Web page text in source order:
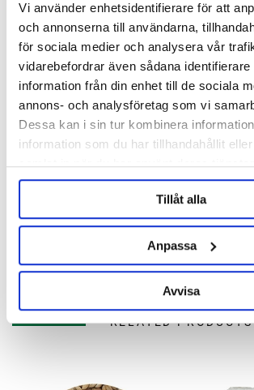
Vi använder enhetsidentifierare för att
och annonserna till användarna,
för sociala medier och analysera vår
vidarebefordrar även sådana identifierare
information från din enhet till de sociala
annons- och analysföretag som vi
Dessa kan i sin tur kombinera
information som du har tillhandahållit
samlat in när du har använt deras
Tillåt alla
Anpassa
Avvisa
Help others choose right. Be the first to
Write a review, click HERE!
Description
RELATED PRODUCTS